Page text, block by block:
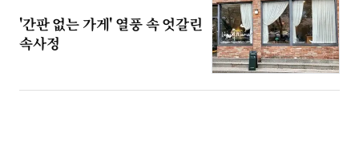
'간판 없는 가게' 열풍 속 엇갈린
속사정